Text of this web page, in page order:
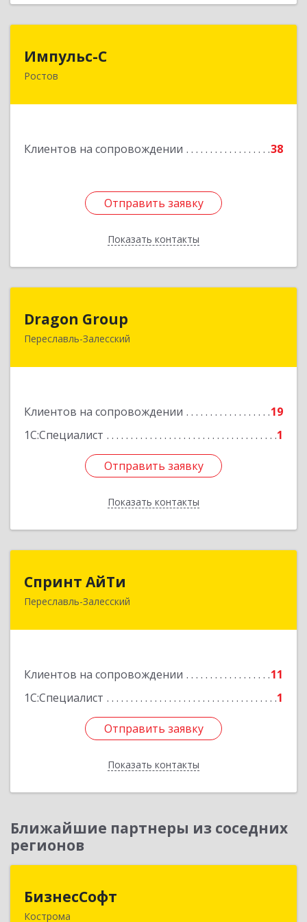
Импульс-С
Ростов
Клиентов на сопровождении 38
Отправить заявку
Показать контакты
Отправить заявку
Назад
Dragon Group
Переславль-Залесский
Клиентов на сопровождении
19
1С:Специалист
1
Отправить заявку
Показать контакты
152020, Ярославская обл, Переславль-
Отправить заявку
Назад
Спринт АйТи
Переславль-Залесский
Клиентов на сопровождении
11
1С:Специалист
1
Отправить заявку
Показать контакты
152025, Ярославская обл, Переславль-
Отправить заявку
Назад
Ближайшие партнеры из соседних
регионов
БизнесСофт
Кострома